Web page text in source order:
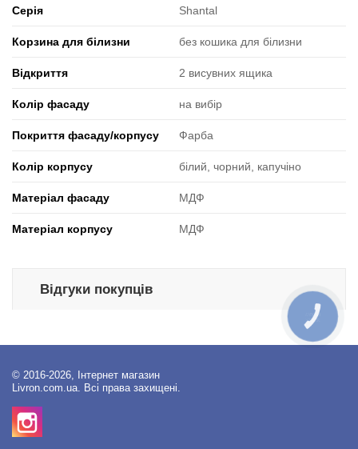
Серія Shantal
Корзина для білизни без кошика для білизни
Відкриття 2 висувних ящика
Колір фасаду на вибір
Покриття фасаду/корпусу Фарба
Колір корпусу білий, чорний, капучіно
Матеріал фасаду МДФ
Матеріал корпусу МДФ
Відгуки покупців
© 2016-2026, Інтернет магазин
Livron.com.ua. Всі права захищені.
КНОПКА
ЗВ'ЯЗКУ